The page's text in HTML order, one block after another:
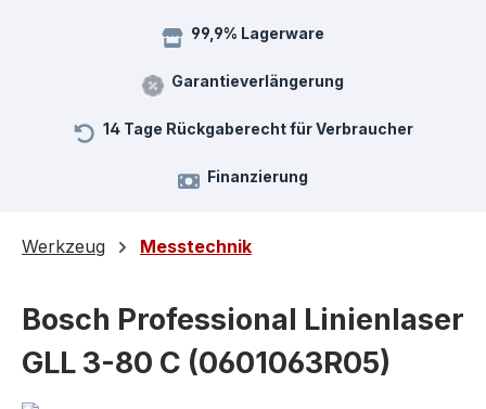
99,9% Lagerware
Garantieverlängerung
14 Tage Rückgaberecht für Verbraucher
Finanzierung
Werkzeug Messtechnik
Bosch Professional Linienlaser
GLL 3-80 C (0601063R05)